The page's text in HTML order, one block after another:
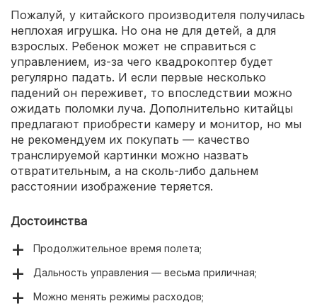
Пожалуй, у китайского производителя получилась
неплохая игрушка. Но она не для детей, а для
взрослых. Ребенок может не справиться с
управлением, из-за чего квадрокоптер будет
регулярно падать. И если первые несколько
падений он переживет, то впоследствии можно
ожидать поломки луча. Дополнительно китайцы
предлагают приобрести камеру и монитор, но мы
не рекомендуем их покупать — качество
транслируемой картинки можно назвать
отвратительным, а на сколь-либо дальнем
расстоянии изображение теряется.
Достоинства
Продолжительное время полета;
Дальность управления — весьма приличная;
Можно менять режимы расходов;